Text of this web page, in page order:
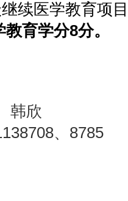
续医学教育项
育学分8分。
韩欣
、8785